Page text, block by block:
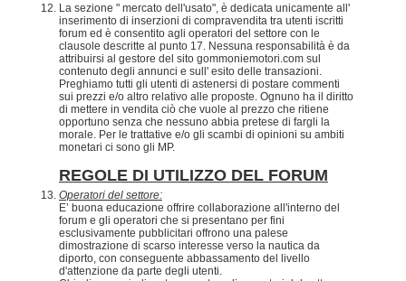
La sezione " mercato dell'usato", è dedicata unicamente all'
inserimento di inserzioni di compravendita tra utenti iscritti
forum ed è consentito agli operatori del settore con le
clausole descritte al punto 17. Nessuna responsabilità è da
attribuirsi al gestore del sito gommoniemotori.com sul
contenuto degli annunci e sull' esito delle transazioni.
Preghiamo tutti gli utenti di astenersi di postare commenti
sui prezzi e/o altro relativo alle proposte. Ognuno ha il diritto
di mettere in vendita ciò che vuole al prezzo che ritiene
opportuno senza che nessuno abbia pretese di fargli la
morale. Per le trattative e/o gli scambi di opinioni su ambiti
monetari ci sono gli MP.
REGOLE DI UTILIZZO DEL FORUM
Operatori del settore:
E’ buona educazione offrire collaborazione all'interno del
forum e gli operatori che si presentano per fini
esclusivamente pubblicitari offrono una palese
dimostrazione di scarso interesse verso la nautica da
diporto, con conseguente abbassamento del livello
d'attenzione da parte degli utenti.